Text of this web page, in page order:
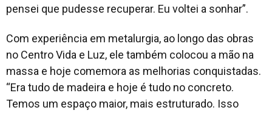
pensei que pudesse recuperar. Eu voltei a sonhar”.
Com experiência em metalurgia, ao longo das obras
no Centro Vida e Luz, ele também colocou a mão na
massa e hoje comemora as melhorias conquistadas.
“Era tudo de madeira e hoje é tudo no concreto.
Temos um espaço maior, mais estruturado. Isso